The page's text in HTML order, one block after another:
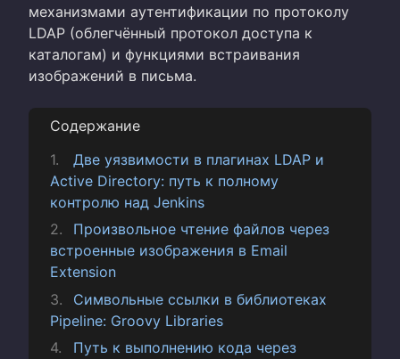
механизмами аутентификации по протоколу
LDAP (облегчённый протокол доступа к
каталогам) и функциями встраивания
изображений в письма.
Содержание
Две уязвимости в плагинах LDAP и
Active Directory: путь к полному
контролю над Jenkins
Произвольное чтение файлов через
встроенные изображения в Email
Extension
Символьные ссылки в библиотеках
Pipeline: Groovy Libraries
Путь к выполнению кода через